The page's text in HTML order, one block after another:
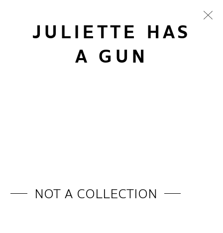
JULIETTE HAS
A GUN
NOT A COLLECTION